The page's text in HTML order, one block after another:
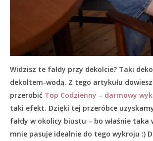
Widzisz te fałdy przy dekolcie? Taki
dekoltem-wodą. Z tego artykułu
przerobić Top Codzienny – darmowy
taki efekt. Dzięki tej przeróbce
fałdy w okolicy biustu – bo właśnie taka
mnie pasuje idealnie do tego wykroju :)